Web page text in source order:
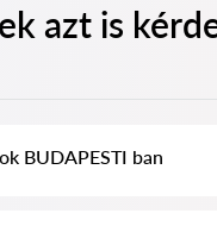
azt is
BUDAPESTI ban